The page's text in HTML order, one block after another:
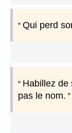
Qui perd
Habillez de
pas le nom.